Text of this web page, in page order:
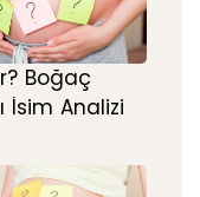
Boğaç
İsim Analizi